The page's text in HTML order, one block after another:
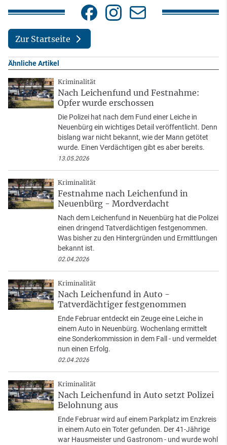
Zur Startseite
Ähnliche Artikel
Kriminalität
Nach Leichenfund und Festnahme:
Opfer wurde erschossen
Die Polizei hat nach dem Fund einer Leiche in
Neuenbürg ein wichtiges Detail veröffentlicht. Denn
bislang war nicht bekannt, wie der Mann getötet
wurde. Einen Verdächtigen gibt es aber bereits.
13.05.2026
Kriminalität
Festnahme nach Leichenfund in
Neuenbürg - Mordverdacht
Nach dem Leichenfund in Neuenbürg hat die Polizei
einen dringend Tatverdächtigen festgenommen.
Was bisher zu den Hintergründen und Ermittlungen
bekannt ist.
02.04.2026
Kriminalität
Nach Leichenfund in Auto -
Tatverdächtiger festgenommen
Ende Februar entdeckt ein Zeuge eine Leiche in
einem Auto in Neuenbürg. Wochenlang ermittelt
eine Sonderkommission in dem Fall - und vermeldet
nun einen Erfolg.
02.04.2026
Kriminalität
Nach Leichenfund in Auto setzt Polizei
Belohnung aus
Ende Februar wird auf einem Parkplatz im Enzkreis
in einem Auto ein Toter gefunden. Der 41-Jährige
war Hausmeister und Gastronom - und wurde wohl